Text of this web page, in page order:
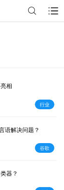
相
行业
语解决问题？
谷歌
器？